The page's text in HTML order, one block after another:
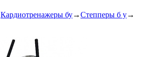
Кардиотренажеры бу→Степперы б у→